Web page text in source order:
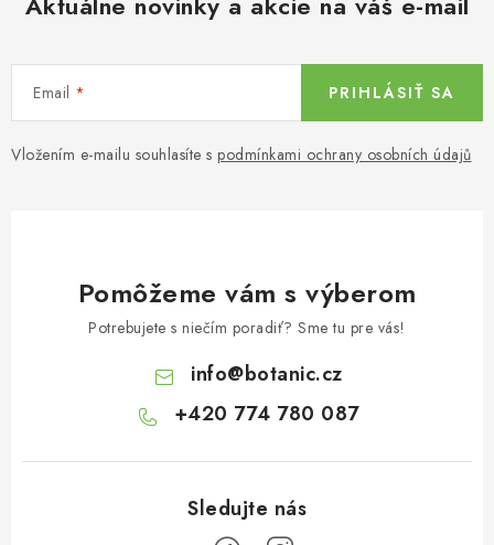
Email
Vložením e-mailu souhlasíte s podmínkami ochrany osobních údajů
PRIHLÁSIŤ SA
Pomôžeme vám s výberom
Potrebujete s niečím poradiť? Sme tu pre vás!
info@botanic.cz
+420 774 780 087